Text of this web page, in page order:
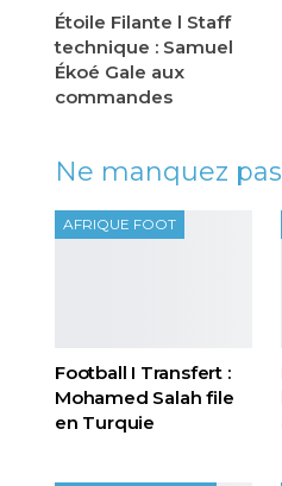
Étoile Filante l Staff
technique : Samuel
Ékoé Gale aux
commandes
Ne manquez pas
AFRIQUE FOOT
Football I Transfert :
Mohamed Salah file
en Turquie